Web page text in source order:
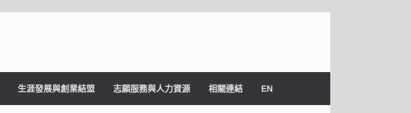
生涯發展與創業結盟 志願服務與人力資源 相關連結 EN